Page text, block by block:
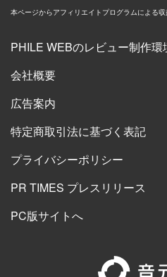
本ページからアフィリエイトプログラムによる
PHILE WEBのレビュー制作環
会社概要
広告案内
特定商取引法に基づく表記
プライバシーポリシー
PR TIMES プレスリリース
PC版サイトへ